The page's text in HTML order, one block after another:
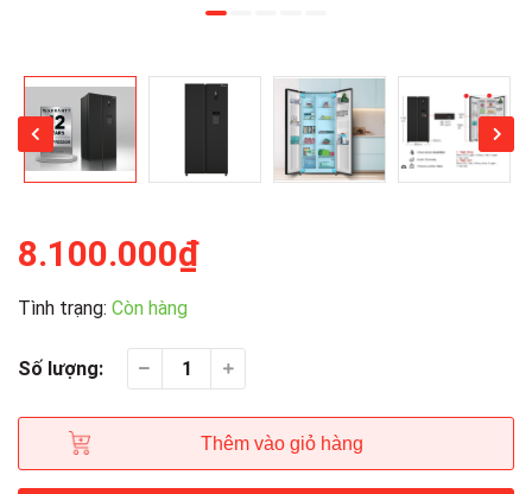
8.100.000₫
Tình trạng: Còn hàng
Số lượng:
Thêm vào giỏ hàng